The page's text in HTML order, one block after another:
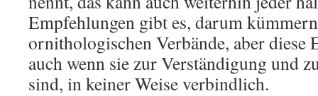
Empfehlungen gibt es, darum
ornithologischen Verbände, aber diese
auch wenn sie zur Verständigung und
sind, in keiner Weise verbindlich.